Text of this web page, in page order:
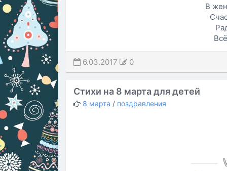
В
6.03.2017 0
Стихи на 8 марта для детей
8 марта / поздравления